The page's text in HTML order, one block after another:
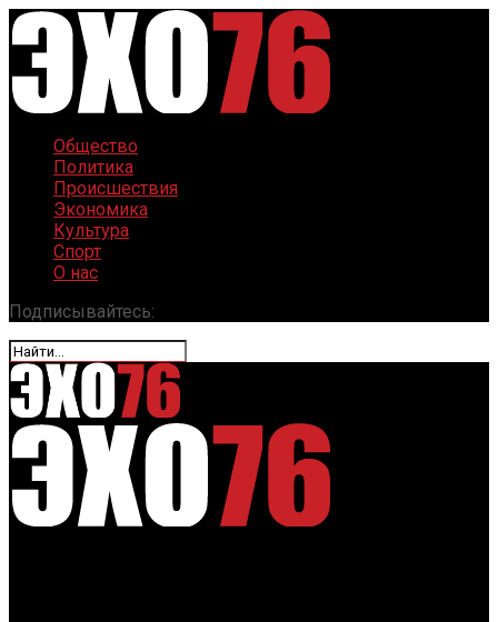
Общество
Политика
Происшествия
Экономика
Культура
Спорт
О нас
Подписывайтесь: